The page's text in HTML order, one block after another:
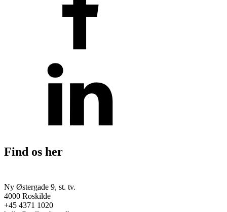
Find os her
Ny Østergade 9, st. tv.
4000 Roskilde
+45 4371 1020